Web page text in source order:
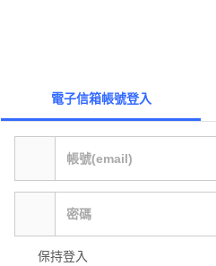
電子信箱帳號登入
保持登入